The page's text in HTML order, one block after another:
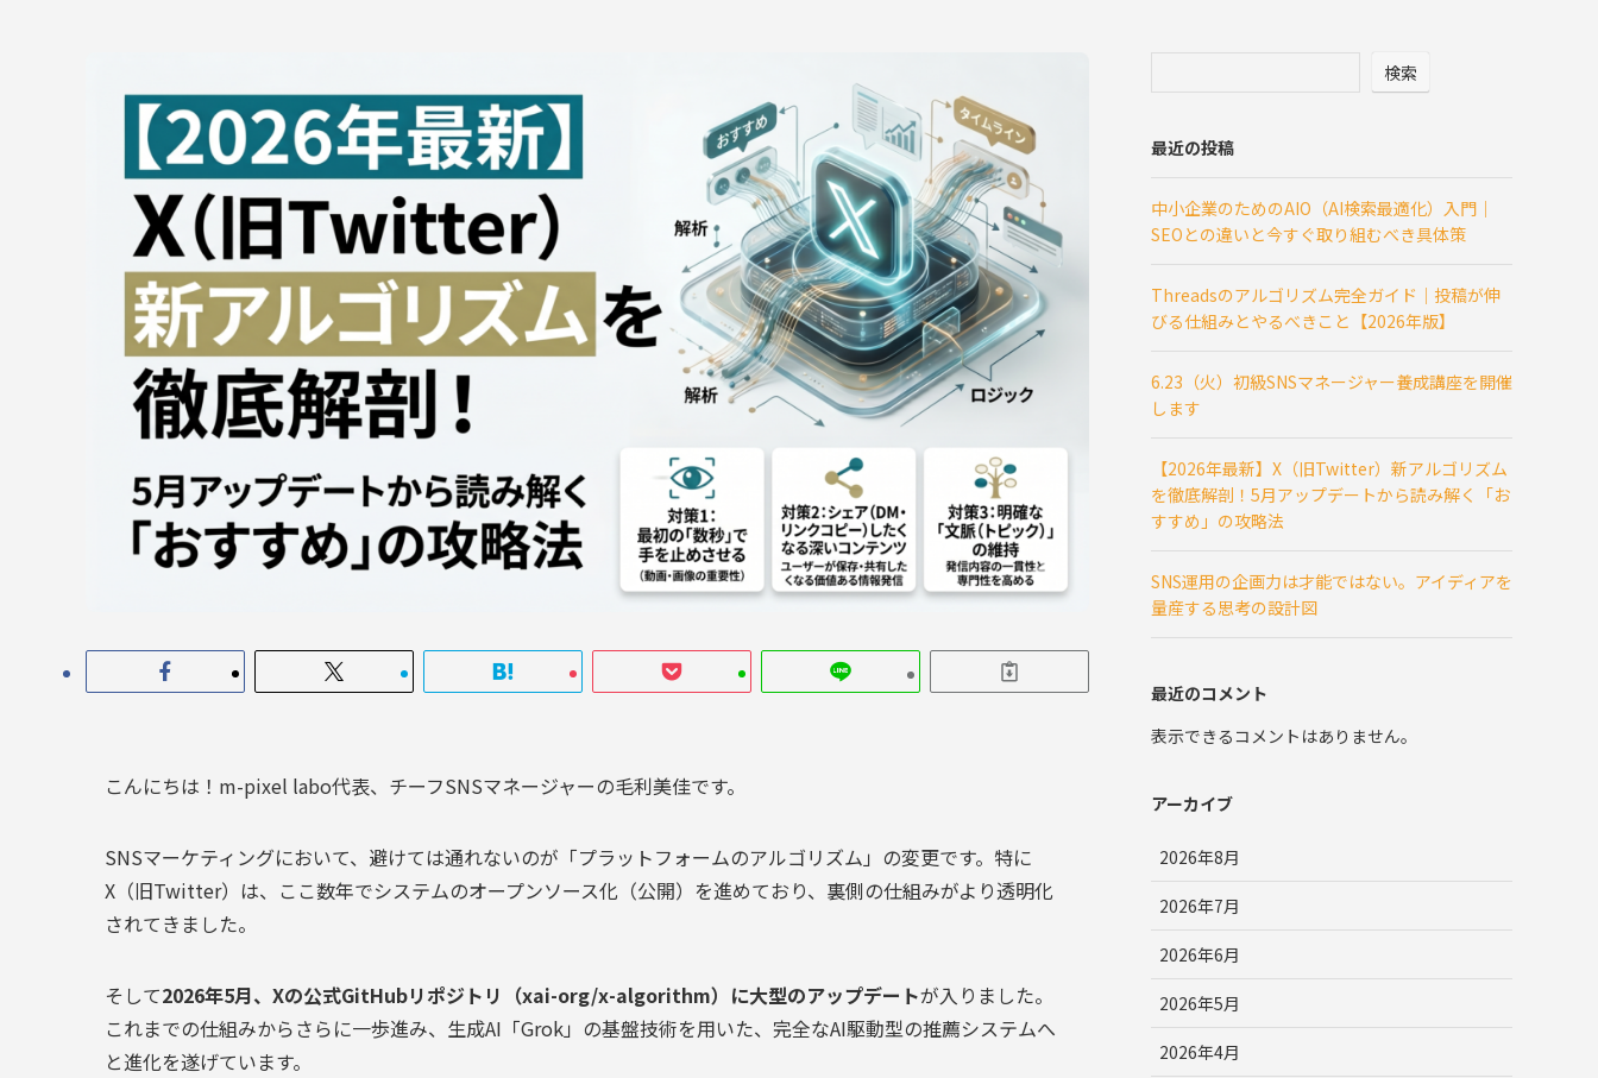
こんにちは！m-pixel labo代表、チーフSNSマネージャーの毛利美佳です。
SNSマーケティングにおいて、避けては通れないのが「プラットフォームのアルゴリズム」の変更です。特に
X（旧Twitter）は、ここ数年でシステムのオープンソース化（公開）を進めており、裏側の仕組みがより透明化
されてきました。
そして2026年5月、Xの公式GitHubリポジトリ（xai-org/x-algorithm）に大型のアップデートが入りました。
これまでの仕組みからさらに一歩進み、生成AI「Grok」の基盤技術を用いた、完全なAI駆動型の推薦システムへ
と進化を遂げています。
検索
最近の投稿
中小企業のためのAIO（AI検索最適化）入門｜
SEOとの違いと今すぐ取り組むべき具体策
Threadsのアルゴリズム完全ガイド｜投稿が伸
びる仕組みとやるべきこと【2026年版】
6.23（火）初級SNSマネージャー養成講座を開催
します
【2026年最新】X（旧Twitter）新アルゴリズム
を徹底解剖！5月アップデートから読み解く「お
すすめ」の攻略法
SNS運用の企画力は才能ではない。アイディアを
量産する思考の設計図
最近のコメント
表示できるコメントはありません。
アーカイブ
2026年8月
2026年7月
2026年6月
2026年5月
2026年4月